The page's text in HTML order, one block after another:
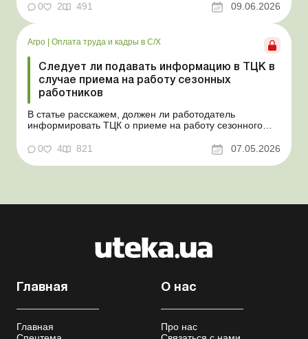
продукции собственного производства, а также
основных средств (далее – ОС). Как повлияют такие
излишки при их оприходовании на долю
сельхозтовар...
0 2 491 09.06.2026
Агро | Оплата труда и кадры в С/Х
Следует ли подавать информацию в ТЦК в
случае приема на работу сезонных
работников
В статье расскажем, должен ли работодатель
информировать ТЦК о приеме на работу сезонного
агропредприятия принимают работников на сезонные
работы. Из-за значительных штрафных санкций за
нарушение порядка ведения воинского учета у
0 4 821 07.05.2026
Главная
Главная
О нас
Про нас